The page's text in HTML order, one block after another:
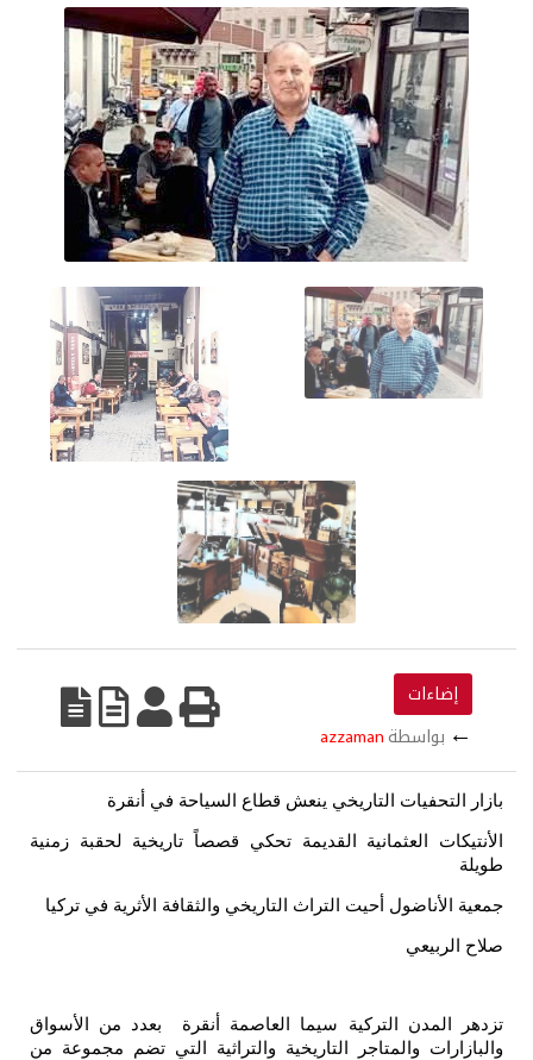
إضاءات
← بواسطة azzaman
بازار التحفيات التاريخي ينعش قطاع السياحة في أنقرة
الأنتيكات العثمانية القديمة تحكي قصصاً تاريخية لحقبة زمنية
طويلة
جمعية الأناضول أحيت التراث التاريخي والثقافة الأثرية في تركيا
صلاح الربيعي
تزدهر المدن التركية سيما العاصمة أنقرة بعدد من الأسواق
والبازارات والمتاجر التاريخية والتراثية التي تضم مجموعة من